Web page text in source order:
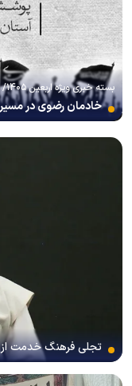
بسته خبری ویژه اربعین ۱۴۰۵/
خادمان رضوی در مسیر
تجلی فرهنگ خدمت از